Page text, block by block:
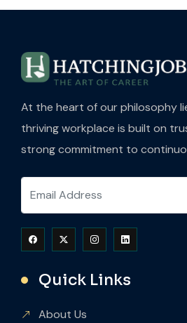
At the heart of our philosophy
thriving workplace is built on
strong commitment to
Quick Links
About Us